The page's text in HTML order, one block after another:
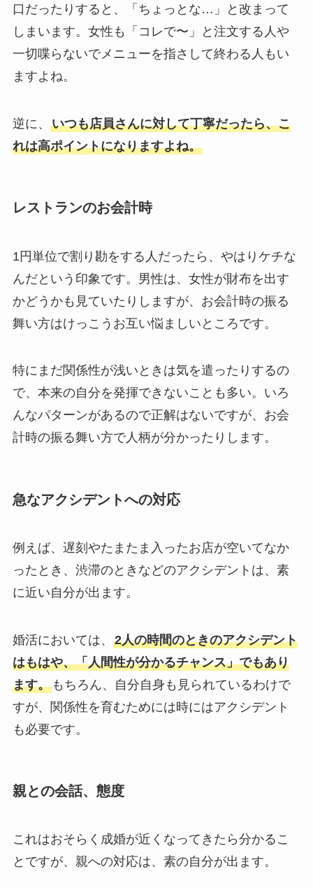
口だったりすると、「ちょっとな…」と改まって
しまいます。女性も「コレで〜」と注文する人や
一切喋らないでメニューを指さして終わる人もい
ますよね。
逆に、 いつも店員さんに対して丁寧だったら、こ
れは高ポイントになりますよね。
レストランのお会計時
1円単位で割り勘をする人だったら、やはりケチな
んだという印象です。男性は、女性が財布を出す
かどうかも見ていたりしますが、お会計時の振る
舞い方はけっこうお互い悩ましいところです。
特にまだ関係性が浅いときは気を遣ったりするの
で、本来の自分を発揮できないことも多い。いろ
んなパターンがあるので正解はないですが、お会
計時の振る舞い方で人柄が分かったりします。
急なアクシデントへの対応
例えば、遅刻やたまたま入ったお店が空いてなか
ったとき、渋滞のときなどのアクシデントは、素
に近い自分が出ます。
婚活においては、 2人の時間のときのアクシデント
はもはや、「人間性が分かるチャンス」でもあり
ます。もちろん、自分自身も見られているわけで
すが、関係性を育むためには時にはアクシデント
も必要です。
親との会話、態度
これはおそらく成婚が近くなってきたら分かるこ
とですが、親への対応は、素の自分が出ます。